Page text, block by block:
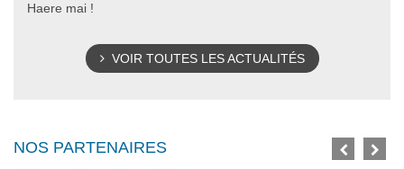
Haere mai !
VOIR TOUTES LES ACTUALITÉS
NOS PARTENAIRES